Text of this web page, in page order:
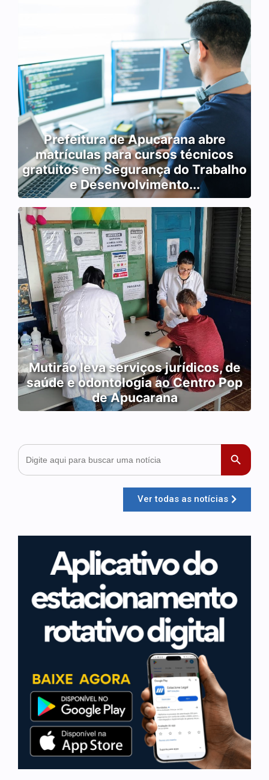
Prefeitura de Apucarana abre
matrículas para cursos técnicos
gratuitos em Segurança do Trabalho
e Desenvolvimento...
Mutirão leva serviços jurídicos, de
saúde e odontologia ao Centro Pop
de Apucarana
Search
for:
Search Button
Ver todas as notícias